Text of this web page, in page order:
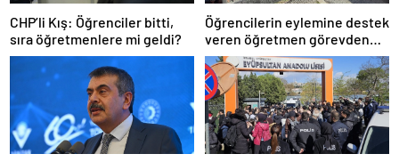
CHP’li Kış: Öğrenciler bitti,
sıra öğretmenlere mi geldi?
Öğrencilerin eylemine destek
veren öğretmen görevden
uzaklaştırıldı